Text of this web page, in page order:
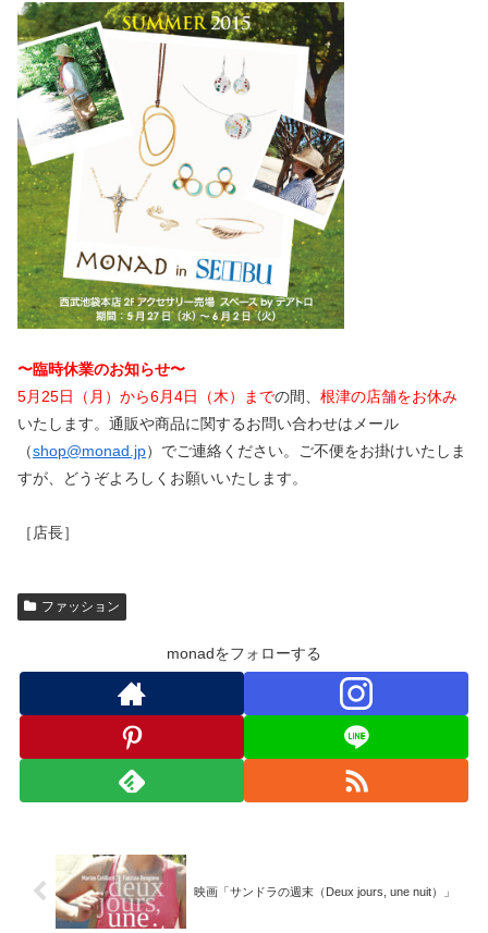
〜臨時休業のお知らせ〜
5月25日（月）から6月4日（木）までの間、 根津の店舗をお休み
いたします。通販や商品に関するお問い合わせはメール
（shop@monad.jp）でご連絡ください。ご不便をお掛けいたしま
すが、どうぞよろしくお願いいたします。
［店長］
ファッション
monadをフォローする
映画「サンドラの週末（Deux jours, une nuit）」